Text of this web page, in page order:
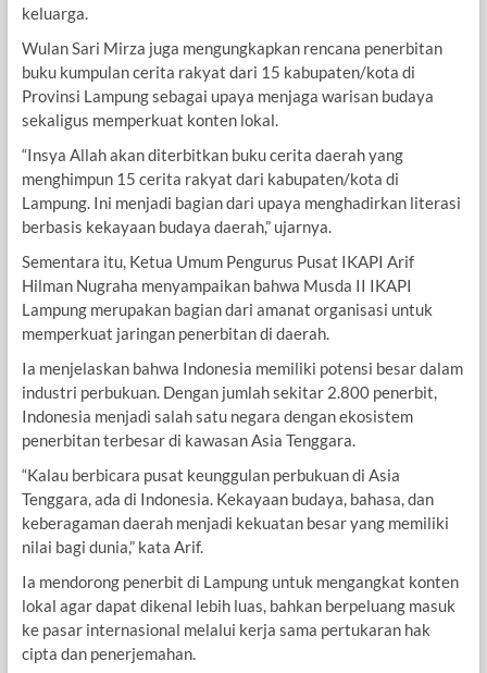
keluarga.
Wulan Sari Mirza juga mengungkapkan rencana penerbitan
buku kumpulan cerita rakyat dari 15 kabupaten/kota di
Provinsi Lampung sebagai upaya menjaga warisan budaya
sekaligus memperkuat konten lokal.
“Insya Allah akan diterbitkan buku cerita daerah yang
menghimpun 15 cerita rakyat dari kabupaten/kota di
Lampung. Ini menjadi bagian dari upaya menghadirkan literasi
berbasis kekayaan budaya daerah,” ujarnya.
Sementara itu, Ketua Umum Pengurus Pusat IKAPI Arif
Hilman Nugraha menyampaikan bahwa Musda II IKAPI
Lampung merupakan bagian dari amanat organisasi untuk
memperkuat jaringan penerbitan di daerah.
Ia menjelaskan bahwa Indonesia memiliki potensi besar dalam
industri perbukuan. Dengan jumlah sekitar 2.800 penerbit,
Indonesia menjadi salah satu negara dengan ekosistem
penerbitan terbesar di kawasan Asia Tenggara.
“Kalau berbicara pusat keunggulan perbukuan di Asia
Tenggara, ada di Indonesia. Kekayaan budaya, bahasa, dan
keberagaman daerah menjadi kekuatan besar yang memiliki
nilai bagi dunia,” kata Arif.
Ia mendorong penerbit di Lampung untuk mengangkat konten
lokal agar dapat dikenal lebih luas, bahkan berpeluang masuk
ke pasar internasional melalui kerja sama pertukaran hak
cipta dan penerjemahan.